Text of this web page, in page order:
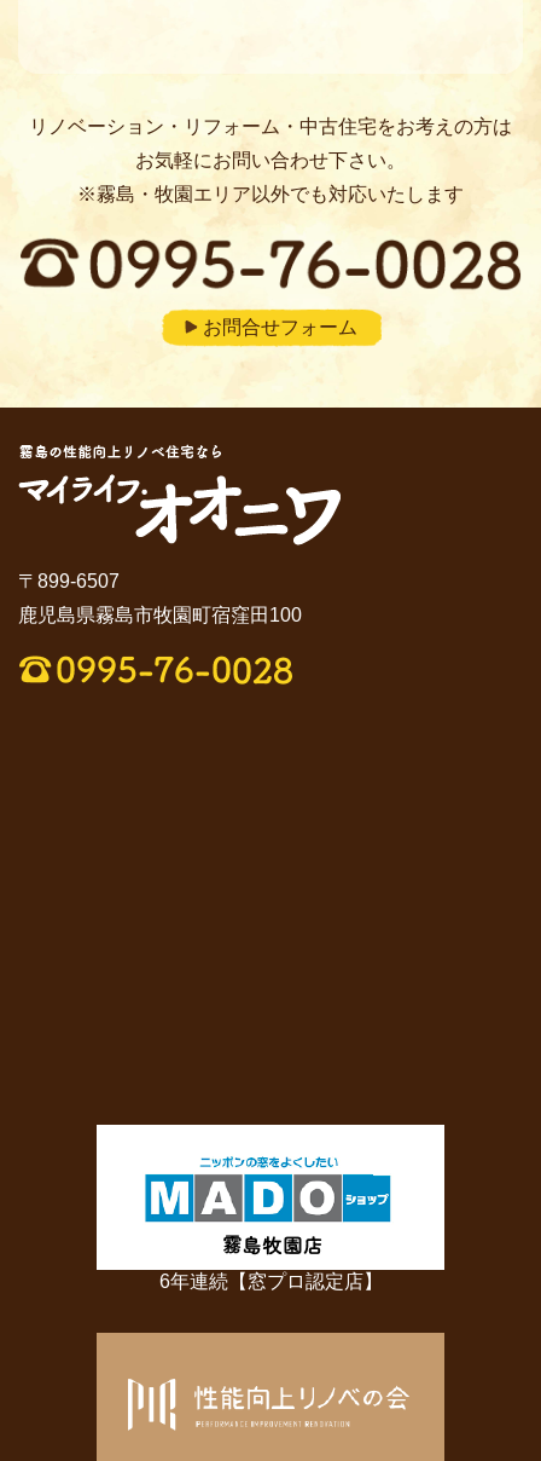
リノベーション・リフォーム・中古住宅をお考えの方は
お気軽にお問い合わせ下さい。
※霧島・牧園エリア以外でも対応いたします
お問合せフォーム
〒899-6507
鹿児島県霧島市牧園町宿窪田100
6年連続【窓プロ認定店】